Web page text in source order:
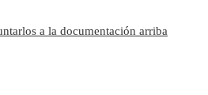
a la documentación arriba